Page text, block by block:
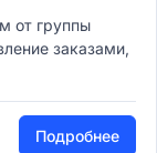
от группы
заказами,
Подробнее